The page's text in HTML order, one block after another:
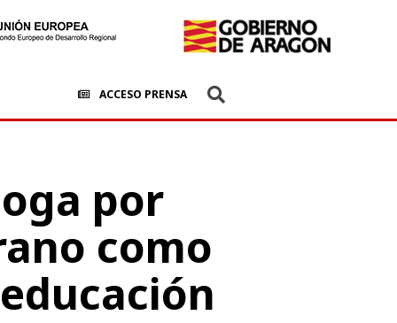
ACCESO PRENSA
por
como